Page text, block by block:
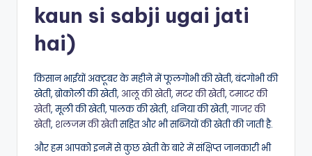
kaun si sabji ugai jati
hai)
किसान भाईयों अक्टूबर के महीने में फूलगोभी की खेती, बंदगोभी की
खेती, ब्रोकोली की खेती, आलू की खेती, मटर की खेती,टमाटर की
खेती, मूली की खेती, पालक की खेती, धनिया की खेती,गाजर की
खेती, शलजम की खेतीसहित और भी सब्जियों की खेती की जाती है.
और हम आपको इनमें से कुछ खेती के बारे में संक्षिप्त जानकारी भी